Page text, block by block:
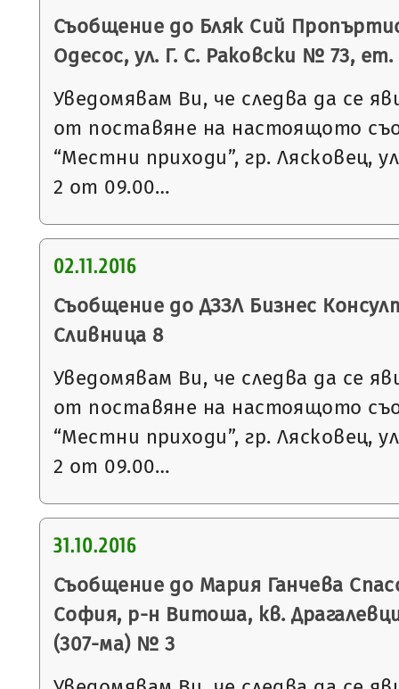
Съобщение до Бляк Сий
Одесос, ул. Г. С. Раковски № 73, ет.
Уведомявам Ви, че следва да се
от поставяне на настоящото
“Местни приходи”, гр. Лясковец,
2 от 09.00…
02.11.2016
Съобщение до ДЗЗЛ Бизнес
Сливница 8
Уведомявам Ви, че следва да се
от поставяне на настоящото
“Местни приходи”, гр. Лясковец,
2 от 09.00…
31.10.2016
Съобщение до Мария Ганчева
София, р-н Витоша, кв.
(307-ма) № 3